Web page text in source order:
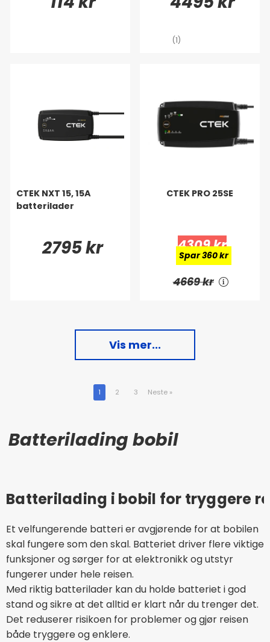
(1)
CTEK NXT 15, 15A
batterilader
2795 kr
CTEK PRO 25SE
4309 kr
Spar 360 kr
4669 kr
Vis mer...
1 2 3 Neste »
Batterilading bobil
Batterilading i bobil for tryggere
Et velfungerende batteri er avgjørende for at bobilen
skal fungere som den skal. Batteriet driver flere viktige
funksjoner og sørger for at elektronikk og utstyr
fungerer under hele reisen.
Med riktig batterilader kan du holde batteriet i god
stand og sikre at det alltid er klart når du trenger det.
Det reduserer risikoen for problemer og gjør reisen
både tryggere og enklere.